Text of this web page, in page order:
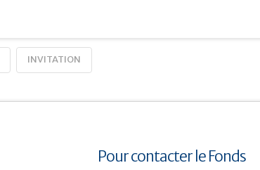
INVITATION
Pour contacter le Fonds